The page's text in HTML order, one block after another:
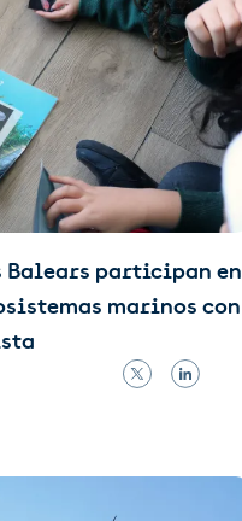
Balears participan en
marinos con